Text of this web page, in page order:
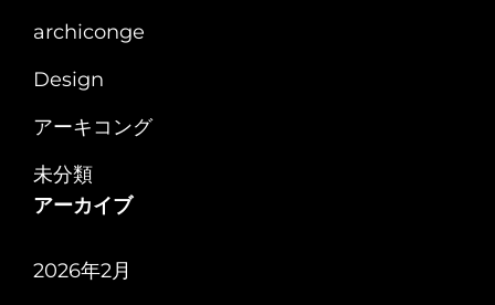
archiconge
Design
アーキコング
未分類
アーカイブ
2026年2月